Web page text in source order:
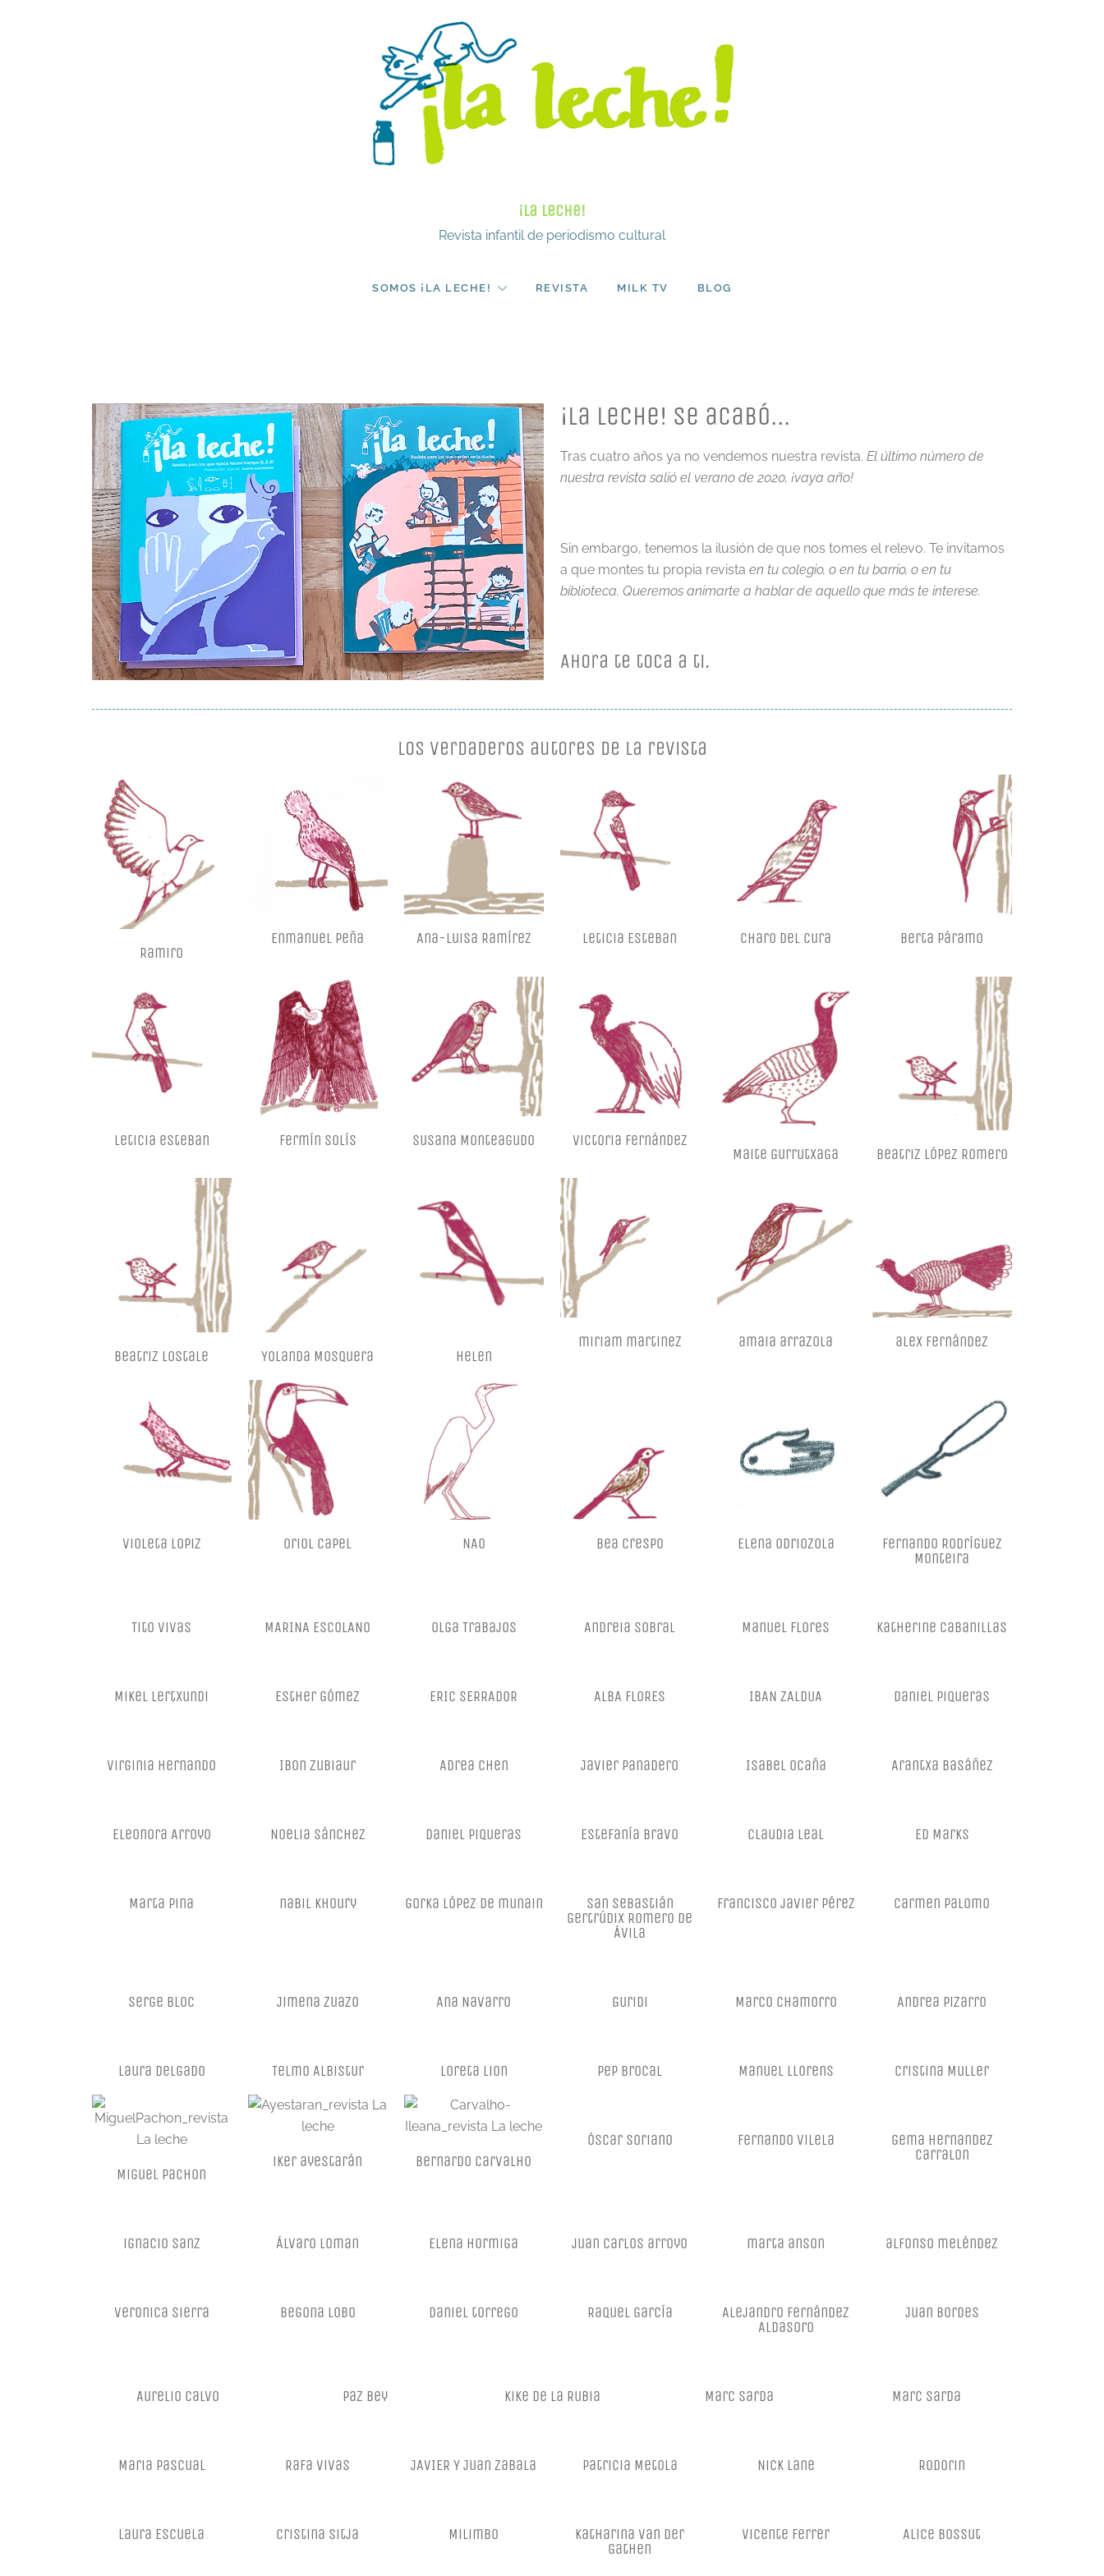
¡La Leche!
Revista infantil de periodismo cultural
SOMOS ¡LA LECHE! REVISTA MILK TV BLOG
¡La leche! se acabó...
Tras cuatro años ya no vendemos nuestra revista. El último número de
nuestra revista salió el verano de 2020, ¡vaya año!
Sin embargo, tenemos la ilusión de que nos tomes el relevo. Te invitamos
a que montes tu propia revista en tu colegio, o en tu barrio, o en tu
biblioteca. Queremos animarte a hablar de aquello que más te interese.
Ahora te toca a ti.
Los verdaderos autores de la revista
Ramiro
Enmanuel Peña Ana-Luisa Ramírez Leticia Esteban Charo del cura Berta Páramo
Leticia esteban fermín solís Susana Monteagudo Victoria Fernández
Maite Gurrutxaga Beatriz López Romero
beatriz lostale Yolanda Mosquera Helen
miriam martinez amaia arrazola alex Fernández
violeta lopiz oriol capel NAO Bea Crespo Elena odriozola
Fernando Rodríguez
Monteira
Tito Vivas MARINA ESCOLANO Olga Trabajos Andreia Sobral Manuel Flores Katherine Cabanillas
Mikel Lertxundi Esther Gómez ERIC SERRADOR ALBA FLORES IBAN ZALDUA Daniel Piqueras
Virginia Hernando Ibon Zubiaur Adrea Chen Javier Panadero Isabel Ocaña Arantxa Basáñez
Eleonora Arroyo Noelia Sánchez Daniel Piqueras Estefanía Bravo Claudia Leal Ed Marks
Marta Pina nabil khoury gorka lópez de munain
San Sebastián
Gertrúdix Romero de
Ávila
Francisco javier pérez Carmen Palomo
Serge Bloc Jimena Zuazo Ana Navarro Guridi Marco Chamorro Andrea Pizarro
Laura Delgado Telmo Albistur Loreta Lion Pep brocal Manuel Llorens Cristina Muller
Miguel Pachon
iker ayestarán Bernardo Carvalho
Óscar Soriano Fernando Vilela
Gema Hernandez
Carralon
ignacio sanz Álvaro loman Elena Hormiga juan carlos arroyo marta anson alfonso meléndez
veronica sierra begona lobo daniel torrego Raquel García
Alejandro Fernández
Aldasoro
Juan Bordes
Aurelio Calvo Paz Bey Kike De La Rubia Marc Sarda Marc Sarda
Maria Pascual Rafa Vivas JAVIER Y Juan Zabala Patricia Metola Nick Lane Rodorin
Laura Escuela Cristina Sitja Milimbo
katharina Van der
Gathen
Vicente Ferrer Alice Bossut